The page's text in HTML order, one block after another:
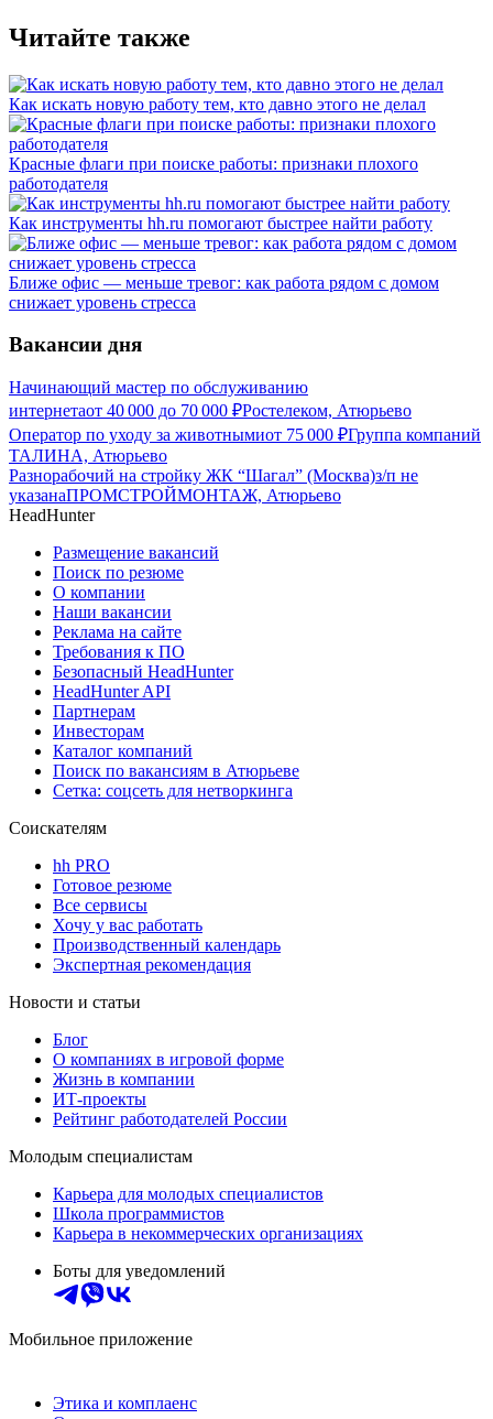
Читайте также
Как искать новую работу тем, кто давно этого не делал
Красные флаги при поиске работы: признаки плохого
работодателя
Как инструменты hh.ru помогают быстрее найти работу
Ближе офис — меньше тревог: как работа рядом с домом
снижает уровень стресса
Вакансии дня
Начинающий мастер по обслуживанию
интернетаот 40 000 до 70 000 ₽Ростелеком, Атюрьево
Оператор по уходу за животнымиот 75 000 ₽Группа компаний
ТАЛИНА, Атюрьево
Разнорабочий на стройку ЖК “Шагал” (Москва)з/п не
указанаПРОМСТРОЙМОНТАЖ, Атюрьево
HeadHunter
Размещение вакансий
Поиск по резюме
О компании
Наши вакансии
Реклама на сайте
Требования к ПО
Безопасный HeadHunter
HeadHunter API
Партнерам
Инвесторам
Каталог компаний
Поиск по вакансиям в Атюрьеве
Сетка: соцсеть для нетворкинга
Соискателям
hh PRO
Готовое резюме
Все сервисы
Хочу у вас работать
Производственный календарь
Экспертная рекомендация
Новости и статьи
Блог
О компаниях в игровой форме
Жизнь в компании
ИТ-проекты
Рейтинг работодателей России
Молодым специалистам
Карьера для молодых специалистов
Школа программистов
Карьера в некоммерческих организациях
Боты для уведомлений
Мобильное приложение
Этика и комплаенс